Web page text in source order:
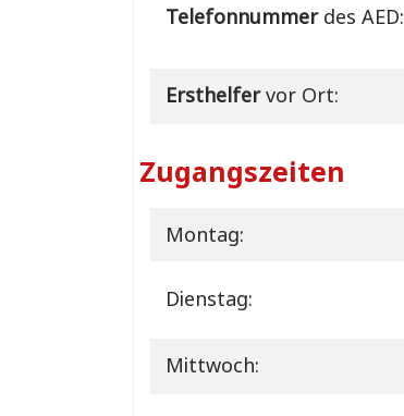
Telefonnummerdes AED:
Ersthelfervor Ort:
Zugangszeiten
Montag:
Dienstag:
Mittwoch: